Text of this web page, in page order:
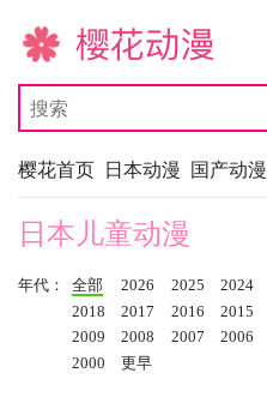
樱花动漫
樱花首页 日本动漫 国产动漫
日本儿童动漫
年代： 全部 2026 2025 2024
2018
2017 2016 2015
2009
2008 2007 2006
2000
更早